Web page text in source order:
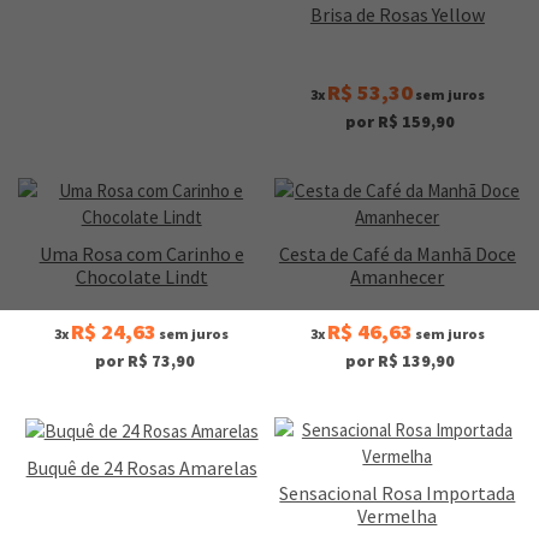
Brisa de Rosas Yellow
3x R$ 53,30sem juros
por R$ 159,90
Uma Rosa com Carinho e
Chocolate Lindt
3x R$ 24,63 sem juros
por R$ 73,90
Cesta de Café da Manhã Doce
Amanhecer
3x R$ 46,63 sem juros
por R$ 139,90
Buquê de 24 Rosas Amarelas
Sensacional Rosa Importada
Vermelha